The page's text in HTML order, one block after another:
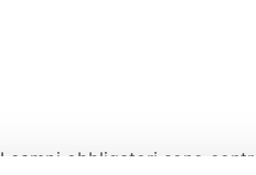
I campi obbligatori sono